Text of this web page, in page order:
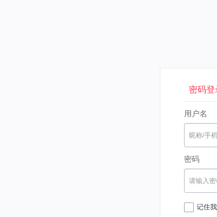
密码登
用户名
昵称/手
密码
请输入
记住我